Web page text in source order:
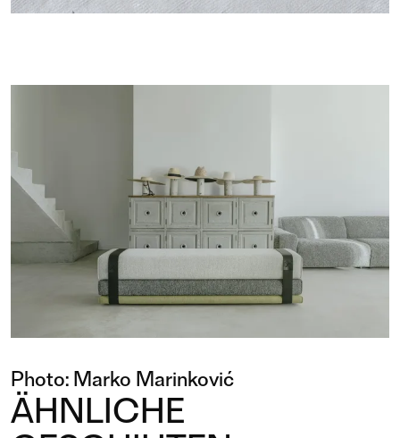
Photo: Marko Marinković
ÄHNLICHE